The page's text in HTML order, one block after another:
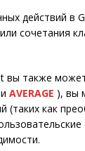
действий
сочетания
вы также
AVERAGE ), вы
(таких как